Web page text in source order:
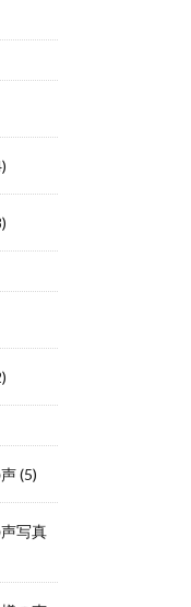
(5)
写真